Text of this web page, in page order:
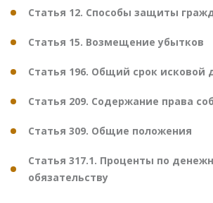
Статья 12. Способы защиты
Статья 15. Возмещение убытков
Статья 196. Общий срок исковой
Статья 209. Содержание права
Статья 309. Общие положения
Статья 317.1. Проценты по
обязательству